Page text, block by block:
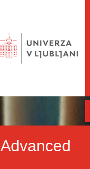
Advanced